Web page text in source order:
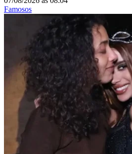
Famosos